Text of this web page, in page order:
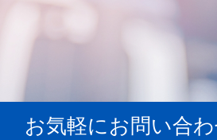
お気軽にお問い合